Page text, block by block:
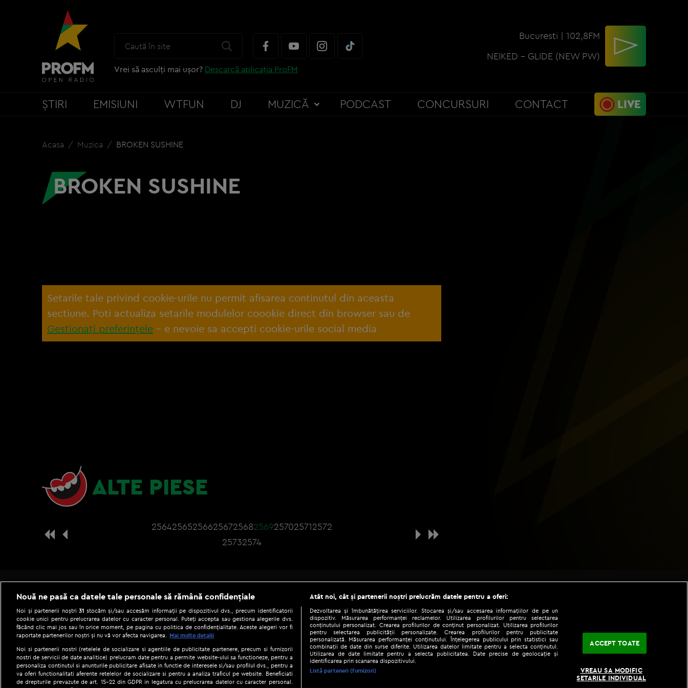
Vrei să asculți mai ușor? Descarcă aplicația ProFM
Bucuresti | 102,8FM
NEIKED - GLIDE (NEW PW)
ȘTIRI EMISIUNI WTFUN DJ MUZICĂ PODCAST CONCURSURI CONTACT LIVE
Acasa Muzica BROKEN SUSHINE
BROKEN SUSHINE
Setarile tale privind cookie-urile nu permit afisarea continutul din aceasta
sectiune. Poti actualiza setarile modulelor coookie direct din browser sau de
Gestionați preferințele – e nevoie sa accepti cookie-urile social media
ALTE PIESE
256425652566256725682569257025712572
25732574
Be social
Copyright © 2026 / DIGI ROMANIA S.A.
Gestionați preferințele|Termeni și condiții|Politica de confidențialitate|
Nouă ne pasă ca datele tale personale să rămână confidențiale
Noi și partenerii noștri31 stocăm și/sau accesăm informații pe dispozitivul dvs., precum identificatorii
cookie unici pentru prelucrarea datelor cu caracter personal. Puteți accepta sau gestiona alegerile dvs.
făcând clic mai jos sau în orice moment, pe pagina cu politica de confidențialitate. Aceste alegeri vor fi
raportate partenerilor noștri și nu vă vor afecta navigarea.
Mai multe detalii
Noi si partenerii nostri (retelele de socializare si agentiile de publicitate partenere, precum si furnizorii
nostri de servicii de date analitice) prelucram date pentru a permite website-ului sa functioneze, pentru a
personaliza continutul si anunturile publicitare afisate in functie de interesele si/sau profilul dvs., pentru a
va oferi functionalitati aferente retelelor de socializare si pentru a analiza traficul pe website. Beneficiati
de drepturile prevazute de art. 15-22 din GDPR in legatura cu prelucrarea datelor cu caracter personal.
Atât noi, cât și partenerii noștri prelucrăm datele pentru a oferi:
Dezvoltarea și îmbunătățirea serviciilor. Stocarea și/sau accesarea informațiilor de pe un
dispozitiv. Măsurarea performanței reclamelor. Utilizarea profilurilor pentru selectarea
conținutului personalizat. Crearea profilurilor de conținut personalizat. Utilizarea profilurilor
pentru selectarea publicității personalizate. Crearea profilurilor pentru publicitate
personalizată. Măsurarea performanței conținutului. Înțelegerea publicului prin statistici sau
combinații de date din surse diferite. Utilizarea datelor limitate pentru a selecta conținutul.
Utilizarea de date limitate pentru a selecta publicitatea. Date precise de geolocație și
identificarea prin scanarea dispozitivului.
Listă parteneri (furnizori)
ACCEPT TOATE
VREAU SA MODIFIC
SETARILE INDIVIDUAL